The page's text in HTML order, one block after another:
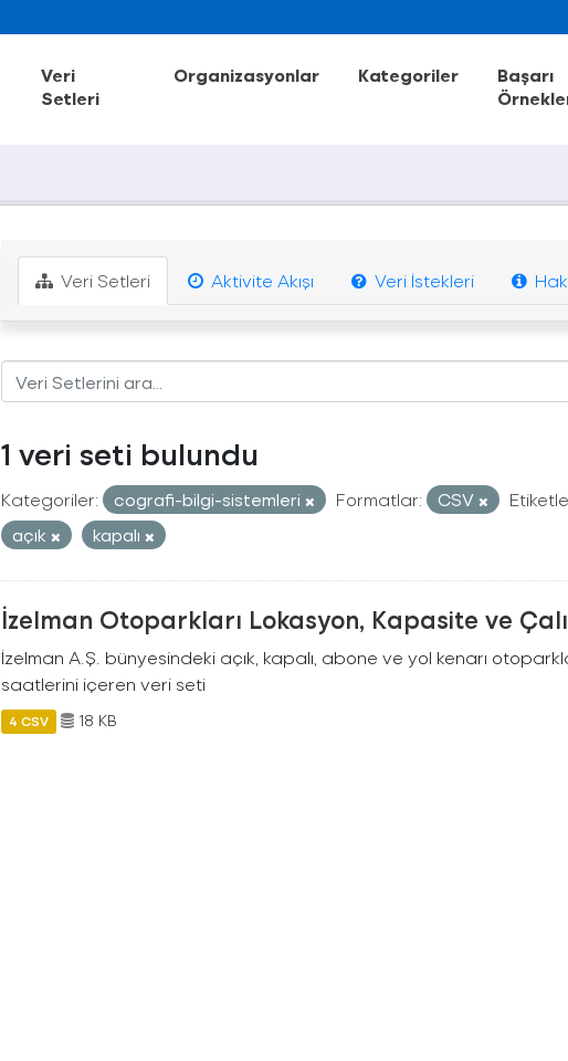
Veri
Setleri
Organizasyonlar Kategoriler
Başarı
Veri Setleri Aktivite Akışı Veri İstekleri
1 veri seti bulundu
Kategoriler: cografi-bilgi-sistemleri Formatlar: CSV
açık
kapalı
İzelman Otoparkları Lokasyon, Kapasite ve
İzelman A.Ş. bünyesindeki açık, kapalı, abone ve yol kenarı
saatlerini içeren veri seti
4 CSV 18 KB